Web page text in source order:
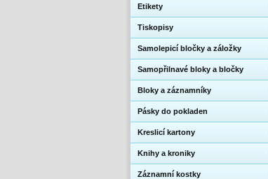
Etikety
Tiskopisy
Samolepicí bločky a záložky
Samopřilnavé bloky a bločky
Bloky a záznamníky
Pásky do pokladen
Kreslicí kartony
Knihy a kroniky
Záznamní kostky